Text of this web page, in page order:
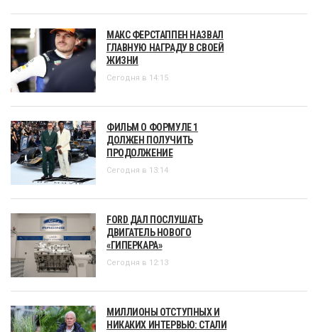
МАКС ФЕРСТАППЕН НАЗВАЛ
ГЛАВНУЮ НАГРАДУ В СВОЕЙ
ЖИЗНИ
Сегодня в 14:15
ФИЛЬМ О ФОРМУЛЕ 1
ДОЛЖЕН ПОЛУЧИТЬ
ПРОДОЛЖЕНИЕ
Сегодня в 13:14
FORD ДАЛ ПОСЛУШАТЬ
ДВИГАТЕЛЬ НОВОГО
«ГИПЕРКАРА»
Сегодня в 12:13
МИЛЛИОНЫ ОТСТУПНЫХ И
НИКАКИХ ИНТЕРВЬЮ: СТАЛИ